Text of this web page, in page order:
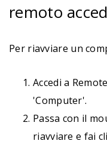
remoto
Per riavviare un
Accedi a
'Computer'.
Passa con il
riavviare e fai